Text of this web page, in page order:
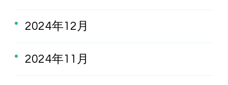
2024年12月
2024年11月